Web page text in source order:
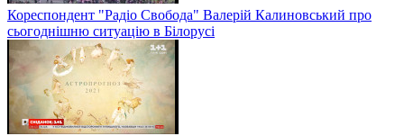
Кореспондент "Радіо Свобода" Валерій Калиновський про
сьогоднішню ситуацію в Білорусі